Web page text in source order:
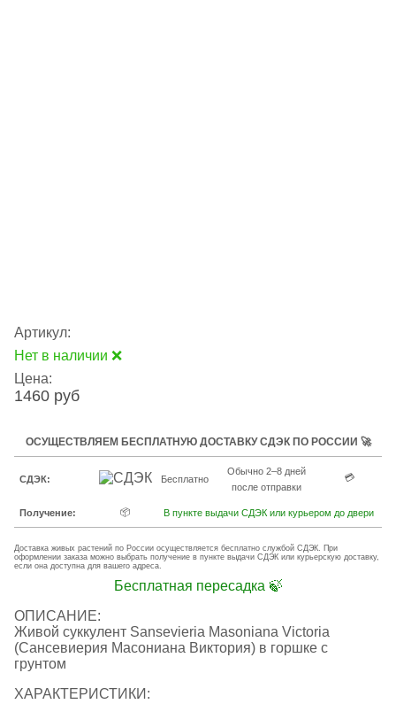
Артикул:
Нет в наличии ❌
Цена:
1460 руб
ОСУЩЕСТВЛЯЕМ БЕСПЛАТНУЮ ДОСТАВКУ СДЭК ПО РОССИИ 🚀
СДЭК: Бесплатно
Обычно 2–8 дней
после отправки
💳
Получение: 📦 В пункте выдачи СДЭК или курьером до двери
Доставка живых растений по России осуществляется бесплатно службой СДЭК. При
оформлении заказа можно выбрать получение в пункте выдачи СДЭК или курьерскую доставку,
если она доступна для вашего адреса.
Бесплатная пересадка 🍃
ОПИСАНИЕ:
Живой суккулент Sansevieria Masoniana Victoria
(Сансевиерия Масониана Виктория) в горшке с
грунтом
ХАРАКТЕРИСТИКИ: